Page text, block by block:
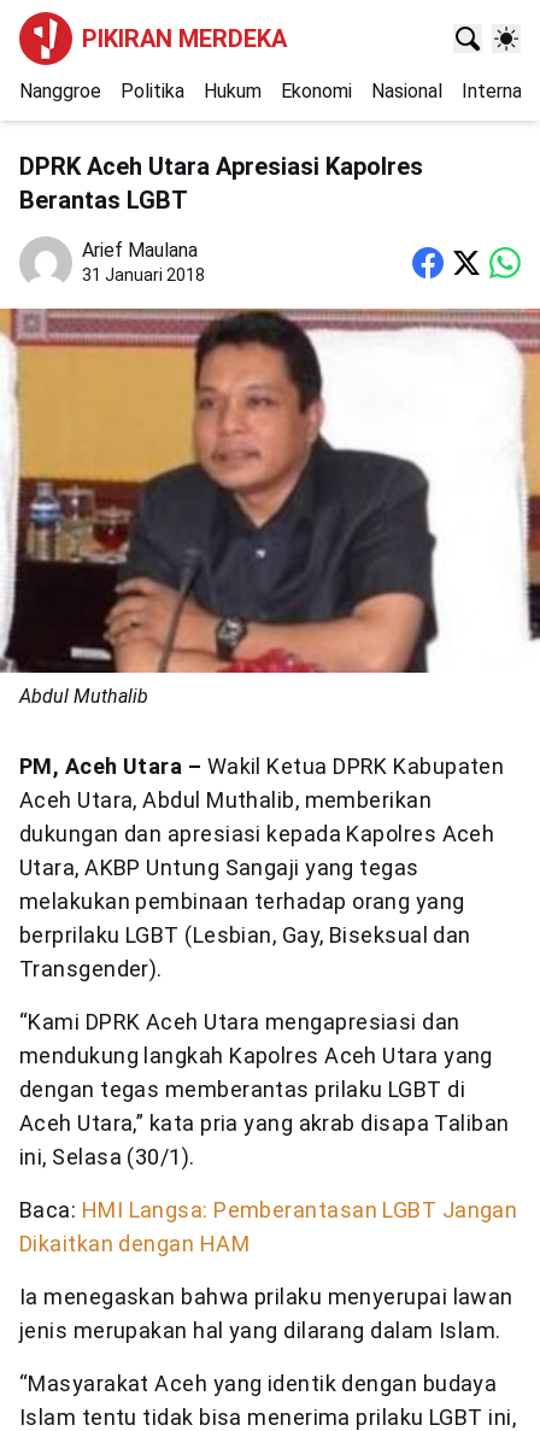
PIKIRAN MERDEKA
Nanggroe Politika Hukum Ekonomi Nasional
DPRK Aceh Utara Apresiasi Kapolres
Berantas LGBT
Arief Maulana
31 Januari 2018
Abdul Muthalib
PM, Aceh Utara – Wakil Ketua DPRK Kabupaten
Aceh Utara, Abdul Muthalib, memberikan
dukungan dan apresiasi kepada Kapolres Aceh
Utara, AKBP Untung Sangaji yang tegas
melakukan pembinaan terhadap orang yang
berprilaku LGBT (Lesbian, Gay, Biseksual dan
Transgender).
“Kami DPRK Aceh Utara mengapresiasi dan
mendukung langkah Kapolres Aceh Utara yang
dengan tegas memberantas prilaku LGBT di
Aceh Utara,” kata pria yang akrab disapa Taliban
ini, Selasa (30/1).
Baca: HMI Langsa: Pemberantasan LGBT Jangan
Dikaitkan dengan HAM
Ia menegaskan bahwa prilaku menyerupai lawan
jenis merupakan hal yang dilarang dalam Islam.
“Masyarakat Aceh yang identik dengan budaya
Islam tentu tidak bisa menerima prilaku LGBT ini,